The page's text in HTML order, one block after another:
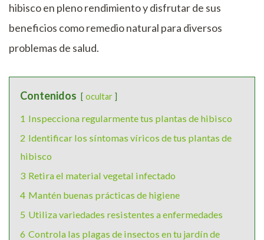
hibisco en pleno rendimiento y disfrutar de sus
beneficios como remedio natural para diversos
problemas de salud.
Contenidos ocultar
1 Inspecciona regularmente tus plantas de hibisco
2 Identificar los síntomas víricos de tus plantas de
hibisco
3 Retira el material vegetal infectado
4 Mantén buenas prácticas de higiene
5 Utiliza variedades resistentes a enfermedades
6 Controla las plagas de insectos en tu jardín de